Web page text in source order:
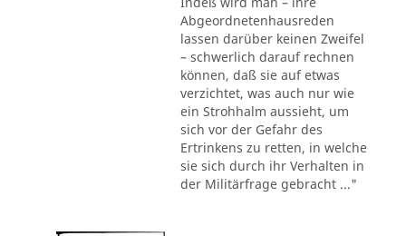
Abgeordnetenhausreden
lassen darüber keinen Zweifel
– schwerlich darauf rechnen
können, daß sie auf etwas
verzichtet, was auch nur wie
ein Strohhalm aussieht, um
sich vor der Gefahr des
Ertrinkens zu retten, in welche
sie sich durch ihr Verhalten in
der Militärfrage gebracht ..."